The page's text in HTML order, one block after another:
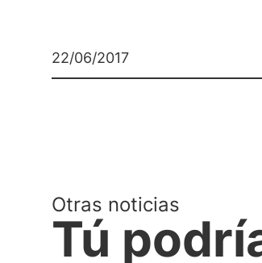
22/06/2017
Otras noticias
Tú